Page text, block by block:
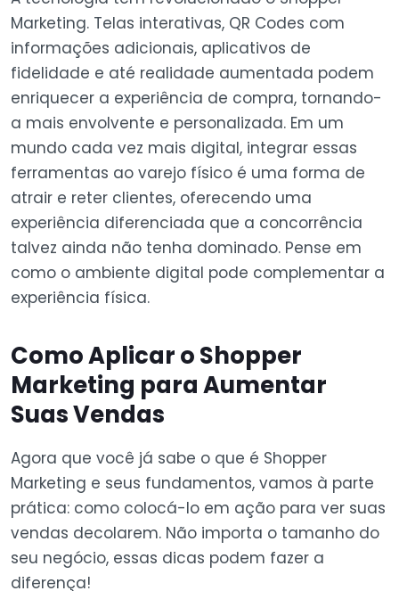
Marketing. Telas interativas, QR Codes com
informações adicionais, aplicativos de
fidelidade e até realidade aumentada podem
enriquecer a experiência de compra, tornando-
a mais envolvente e personalizada. Em um
mundo cada vez mais digital, integrar essas
ferramentas ao varejo físico é uma forma de
atrair e reter clientes, oferecendo uma
experiência diferenciada que a concorrência
talvez ainda não tenha dominado. Pense em
como o ambiente digital pode complementar a
experiência física.
Como Aplicar o Shopper
Marketing para Aumentar
Suas Vendas
Agora que você já sabe o que é Shopper
Marketing e seus fundamentos, vamos à parte
prática: como colocá-lo em ação para ver suas
vendas decolarem. Não importa o tamanho do
seu negócio, essas dicas podem fazer a
diferença!